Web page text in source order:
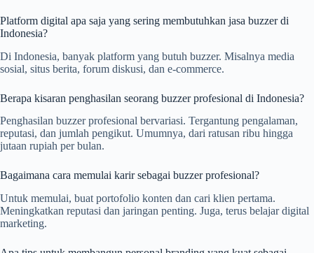
Platform digital apa saja yang sering membutuhkan jasa buzzer di
Indonesia?
Di Indonesia, banyak platform yang butuh buzzer. Misalnya media
sosial, situs berita, forum diskusi, dan e-commerce.
Berapa kisaran penghasilan seorang buzzer profesional di Indonesia?
Penghasilan buzzer profesional bervariasi. Tergantung pengalaman,
reputasi, dan jumlah pengikut. Umumnya, dari ratusan ribu hingga
jutaan rupiah per bulan.
Bagaimana cara memulai karir sebagai buzzer profesional?
Untuk memulai, buat portofolio konten dan cari klien pertama.
Meningkatkan reputasi dan jaringan penting. Juga, terus belajar digital
marketing.